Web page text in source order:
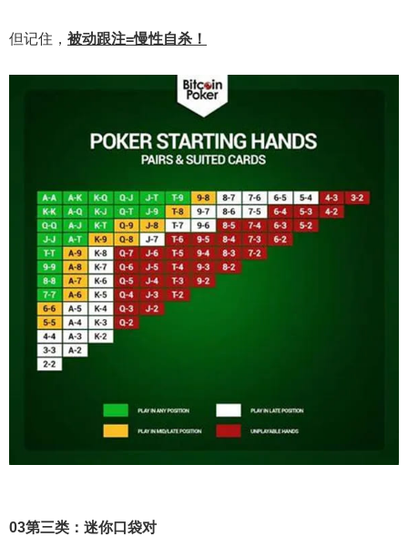
但记住， 被动跟注=慢性自杀！
03第三类：迷你口袋对